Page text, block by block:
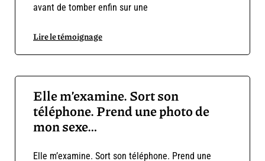
avant de tomber enfin sur une
Lire le témoignage
Elle m’examine. Sort son
téléphone. Prend une photo de
mon sexe…
Elle m’examine. Sort son téléphone. Prend une